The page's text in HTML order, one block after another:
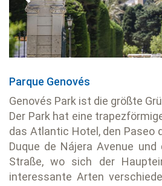
Parque Genovés
Genovés Park ist die größte
Der Park hat eine
das Atlantic Hotel, den Paseo
Duque de Nájera Avenue und
Straße, wo sich der
interessante Arten